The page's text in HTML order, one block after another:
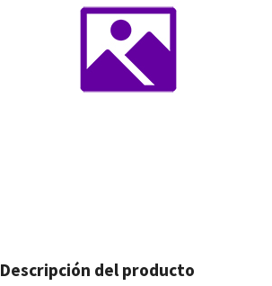
Descripción del producto